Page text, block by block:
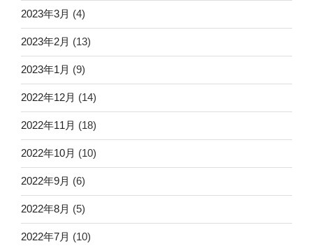
2023年3月 (4)
2023年2月 (13)
2023年1月 (9)
2022年12月 (14)
2022年11月 (18)
2022年10月 (10)
2022年9月 (6)
2022年8月 (5)
2022年7月 (10)